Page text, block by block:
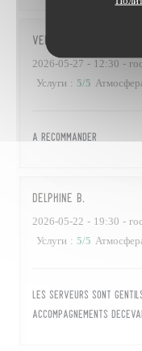
Véronique
2026-05-27 - 12:30 -
Услуги : 5/5
A recommander
Delphine B
2026-05-22 - 19:30 -
Услуги : 5/5
Les serveurs sont
accompagnements